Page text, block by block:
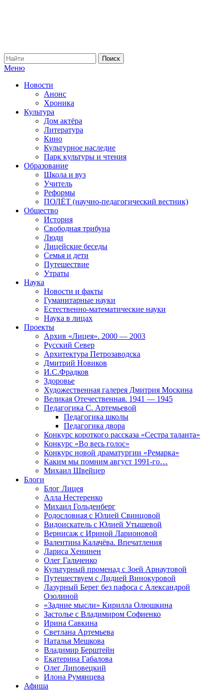
Меню
Новости
Анонс
Хроника
Культура
Дом актёра
Литература
Кино
Культурное наследие
Парк культуры и чтения
Образование
Школа и вуз
Учитель
Реформы
ПОЛЁТ (научно-педагогический вестник)
Общество
История
Свободная трибуна
Люди
Лицейские беседы
Семья и дети
Путешествие
Утраты
Наука
Новости и факты
Гуманитарные науки
Естественно-математические науки
Наука в лицах
Проекты
Архив «Лицея». 2000 — 2003
Русский Север
Архитектура Петрозаводска
Дмитрий Новиков
И.С.Фрадков
Здоровье
Художественная галерея Дмитрия Москина
Великая Отечественная. 1941 — 1945
Педагогика С. Артемьевой
Педагогика школы
Педагогика двора
Конкурс короткого рассказа «Сестра таланта»
Конкурс «Во весь голос»
Конкурс новой драматургии «Ремарка»
Каким мы помним август 1991-го…
Михаил Швейцер
Блоги
Блог Лицея
Алла Нестеренко
Михаил Гольденберг
Родословная с Юлией Свинцовой
Видоискатель с Юлией Утышевой
Вернисаж с Ириной Ларионовой
Валентина Калачёва. Впечатления
Лариса Хенинен
Олег Гальченко
Культурный променад с Зоей Арнаутовой
Путешествуем с Лидией Винокуровой
Лазурный Берег без пафоса с Александрой
Озолиной
«Задние мысли» Кирилла Олюшкина
Застолье с Владимиром Софиенко
Ирина Савкина
Светлана Артемьева
Наталья Мешкова
Владимир Берштейн
Екатерина Габалова
Олег Липовецкий
Илона Румянцева
Афиша